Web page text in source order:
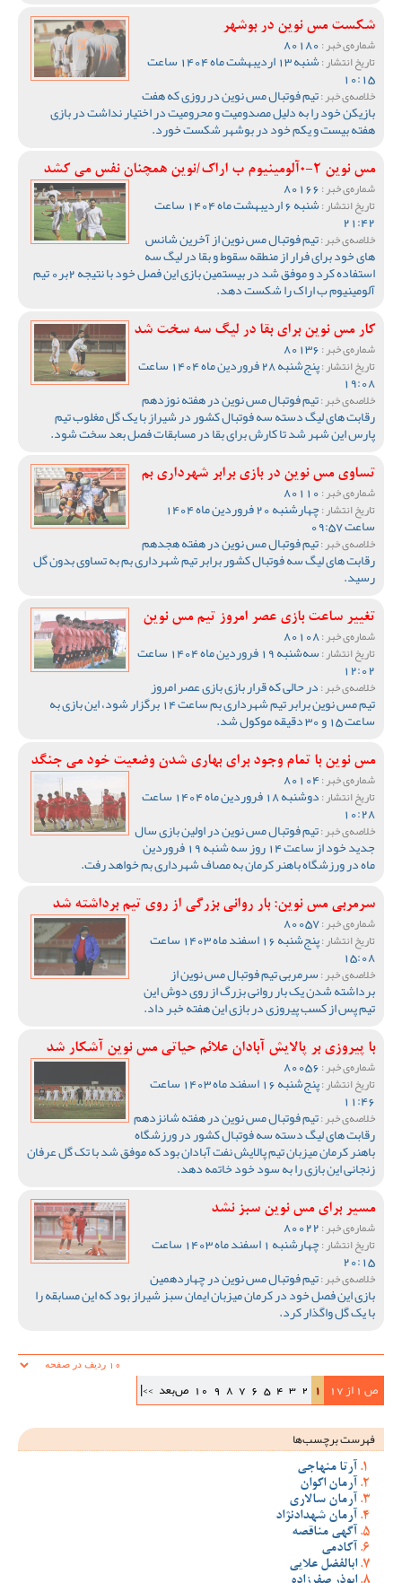
شکست مس نوین در بوشهر
شماره‌ی خبر :
تاریخ انتشار : شنبه 13 اردیبهشت ماه 1404 ساعت
10:15
خلاصه‌ی خبر :تیم فوتبال مس نوین در روزی که هفت
بازیکن خود را به دلیل مصدومیت و محرومیت در اختیار نداشت در بازی
هفته بیست و یکم خود در بوشهر شکست خورد.
مس نوین 2-0آلومینیوم ب اراک/نوین همچنان نفس می کشد
شماره‌ی خبر :
تاریخ انتشار : شنبه 6 اردیبهشت ماه 1404 ساعت
21:42
خلاصه‌ی خبر :تیم فوتبال مس نوین از آخرین شانس
های خود برای فرار از منطقه سقوط و بقا در لیگ سه
استفاده کرد و موفق شد در بیستمین بازی این فصل خود با نتیجه 2بر0 تیم
آلومینیوم ب اراک را شکست دهد.
کار مس نوین برای بقا در لیگ سه سخت شد
شماره‌ی خبر :
تاریخ انتشار : پنج‌شنبه 28 فروردین ماه 1404 ساعت
19:08
خلاصه‌ی خبر :تیم فوتبال مس نوین در هفته نوزدهم
رقابت های لیگ دسته سه فوتبال کشور در شیراز با یک گل مغلوب تیم
پارس این شهر شد تا کارش برای بقا در مسابقات فصل بعد سخت شود.
تساوی مس نوین در بازی برابر شهرداری بم
شماره‌ی خبر :
تاریخ انتشار : چهارشنبه 20 فروردین ماه 1404
ساعت 09:57
خلاصه‌ی خبر :تیم فوتبال مس نوین در هفته هجدهم
رقابت های لیگ سه فوتبال کشور برابر تیم شهرداری بم به تساوی بدون گل
رسید.
تغییر ساعت بازی عصر امروز تیم مس نوین
شماره‌ی خبر :
تاریخ انتشار : سه‌شنبه 19 فروردین ماه 1404 ساعت
12:02
خلاصه‌ی خبر :در حالی که قرار بازی بازی عصر امروز
تیم مس نوین برابر تیم شهرداری بم ساعت 14 برگزار شود، این بازی به
ساعت 15 و 30 دقیقه موکول شد.
مس نوین با تمام وجود برای بهاری شدن وضعیت خود می جنگد
شماره‌ی خبر :
تاریخ انتشار : دوشنبه 18 فروردین ماه 1404 ساعت
10:28
خلاصه‌ی خبر :تیم فوتبال مس نوین در اولین بازی سال
جدید خود از ساعت 14 روز سه شنبه 19 فروردین
ماه در ورزشگاه باهنر کرمان به مصاف شهرداری بم خواهد رفت.
سرمربی مس نوین: بار روانی بزرگی از روی تیم برداشته شد
شماره‌ی خبر :
تاریخ انتشار : پنج‌شنبه 16 اسفند ماه 1403 ساعت
15:08
خلاصه‌ی خبر :سرمربی تیم فوتبال مس نوین از
برداشته شدن یک بار روانی بزرگ از روی دوش این
تیم پس از کسب پیروزی در بازی این هفته خبر داد.
با پیروزی بر پالایش آبادان علائم حیاتی مس نوین آشکار شد
شماره‌ی خبر :
تاریخ انتشار : پنج‌شنبه 16 اسفند ماه 1403 ساعت
11:46
خلاصه‌ی خبر :تیم فوتبال مس نوین در هفته شانزدهم
رقابت های لیگ دسته سه فوتبال کشور در ورزشگاه
باهنر کرمان میزبان تیم پالایش نفت آبادان بود که موفق شد با تک گل عرفان
زنجانی این بازی را به سود خود خاتمه دهد.
مسیر برای مس نوین سبز نشد
شماره‌ی خبر :
تاریخ انتشار : چهارشنبه 1 اسفند ماه 1403 ساعت
20:15
خلاصه‌ی خبر :تیم فوتبال مس نوین در چهاردهمین
بازی این فصل خود در کرمان میزبان ایمان سبز شیراز بود که این مسابقه را
با یک گل واگذار کرد.
ص 1 از 17 1
2
3
4
5
6
7
8
9
10 ص‌بعد >>|
فهرست برچسب‌ها
آرتا منهاجی
آرمان اکوان
آرمان سالاری
آرمان شهدادنژاد
آگهی مناقصه
آکادمی
ابالفضل علایی